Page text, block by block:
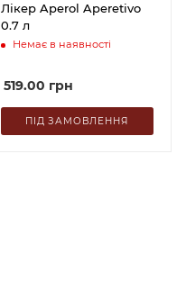
Лікер Aperol Aperetivo
0.7 л
Немає в наявності
519.00 грн
ПІД ЗАМОВЛЕННЯ